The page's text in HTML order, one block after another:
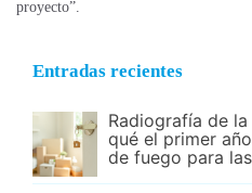
proyecto”.
Entradas recientes
Radiografía de
qué el primer
de fuego para